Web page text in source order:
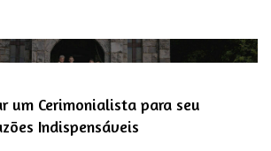
um Cerimonialista para seu
Indispensáveis